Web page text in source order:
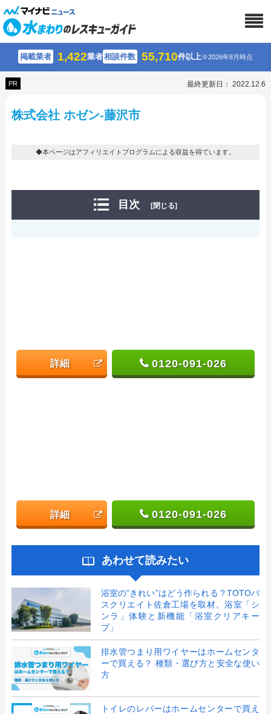
掲載業者 1,422業者相談件数 55,710件以上※2026年8月時点
PR 最終更新日： 2022.12.6
株式会社 ホゼン-藤沢市
◆本ページはアフィリエイトプログラムによる収益を得ています。
目次 [閉じる]
詳細 0120-091-026
詳細 0120-091-026
あわせて読みたい
浴室の”きれい”はどう作られる？TOTOバ
スクリエイト佐倉工場を取材。浴室「シ
ンラ」体験と新機能「浴室クリアキー
プ」
排水管つまり用ワイヤーはホームセンタ
ーで買える？ 種類・選び方と安全な使い
方
トイレのレバーはホームセンターで買え